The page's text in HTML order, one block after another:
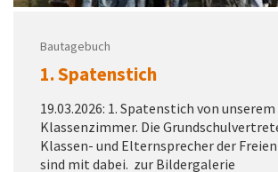
Bautagebuch
1. Spatenstich
19.03.2026: 1. Spatenstich von
Klassenzimmer. Die
Klassen- und Elternsprecher der
sind mit dabei. zur Bildergalerie